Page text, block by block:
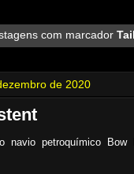
com marcador
de 2020
navio petroquímico